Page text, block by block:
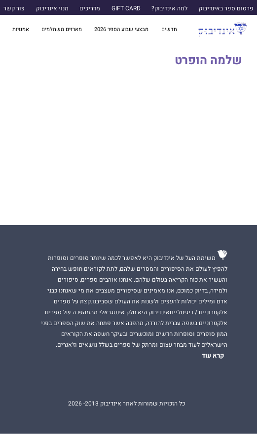
פרסום ספר באינדיבוק למה אינדיבוק? GIFT CARD מדריכים מנוי אינדיבוק צור קשר
חדשים מבצעי שבוע הספר 2026 מארזים משתלמים אמנויות
שלמה הופרט
משימת העל של אינדיבוק היא לאפשר לכמה שיותר סופרים וסופרות
להפיץ לעולם את הסיפורים והמסרים שלהם, לתת לקוראים חופש בחירה
והעשיר את כוח הקריאה בעולם שלהם. אנחנו אוהבים ספרים, סיפורים
ולמידה, בדיוק כמוכם, אנו מאמינים שסיפורים מעצבים את מי שאנחנו כבני
אדם ומילים יכולות להעצים ולשנות את העולם שסביבנו.קצת על ספרים
אלקטרוניים / דיגיטלייםאינדיבוק היא חלק אינטגראלי מהמהפכה של ספרים
אלקטרוניים בשפה עברית להורדה, מהפכה אשר פתחה את שוק הספרים בפני
המון סופרים וסופרות חדשים ומוכשרים ובעיקר חשפה את הקוראים
הישראלים לעוד מבחר עצום ומרתק של ספרים בשלל נושאים וז'אנרים.
קרא עוד
כל הזכויות שמורות לאתר אינדיבוק 2013- 2026